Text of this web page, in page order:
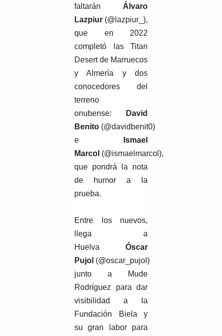
faltarán Álvaro
Lazpiur (@lazpiur_),
que en 2022
completó las Titan
Desert de Marruecos
y Almería y dos
conocedores del
terreno
onubense:
David
Benito (@davidbenit0)
e
Ismael
Marcol (@ismaelmarcol),
que pondrá la nota
de humor a la
prueba.
Entre los nuevos,
llega a
Huelva Óscar
Pujol (@oscar_pujol)
junto a Mude
Rodríguez para dar
visibilidad a la
Fundación Biela y
su gran labor para